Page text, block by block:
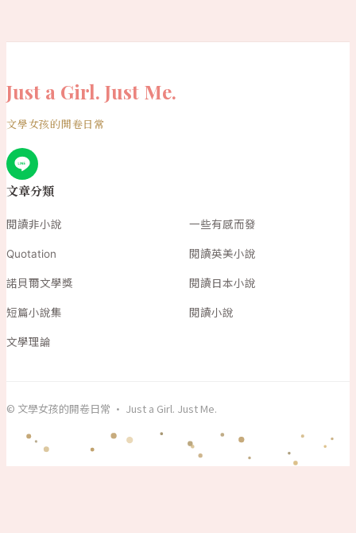
Just a Girl. Just Me.
文學女孩的開卷日常
文章分類
閱讀非小說 一些有感而發
Quotation 閱讀英美小說
諾貝爾文學獎 閱讀日本小說
短篇小說集 閱讀小說
文學理論
© 文學女孩的開卷日常 · Just a Girl. Just Me.